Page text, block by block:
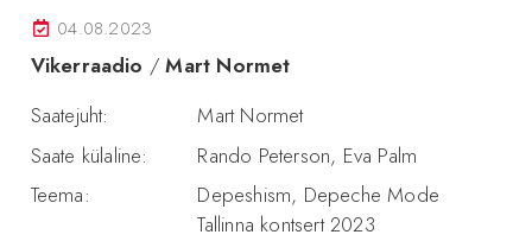
04.08.2023
Vikerraadio /Mart Normet
Saatejuht:
Mart Normet
Saate külaline:
Rando Peterson, Eva Palm
Teema:
Depeshism, Depeche Mode
Tallinna kontsert 2023